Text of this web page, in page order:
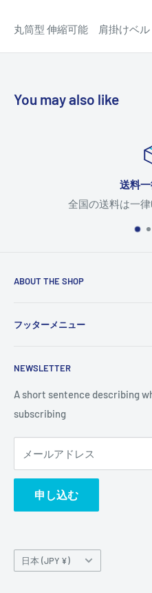
丸筒型 伸縮可能 肩掛けベル
You may also like
送料
全国の送料は一律
ABOUT THE SHOP
and vision. You can change it
フッターメニュー
NEWSLETTER
A short sentence describing
subscribing
メールアドレス
申し込む
国/
地
日本 (JPY ¥)